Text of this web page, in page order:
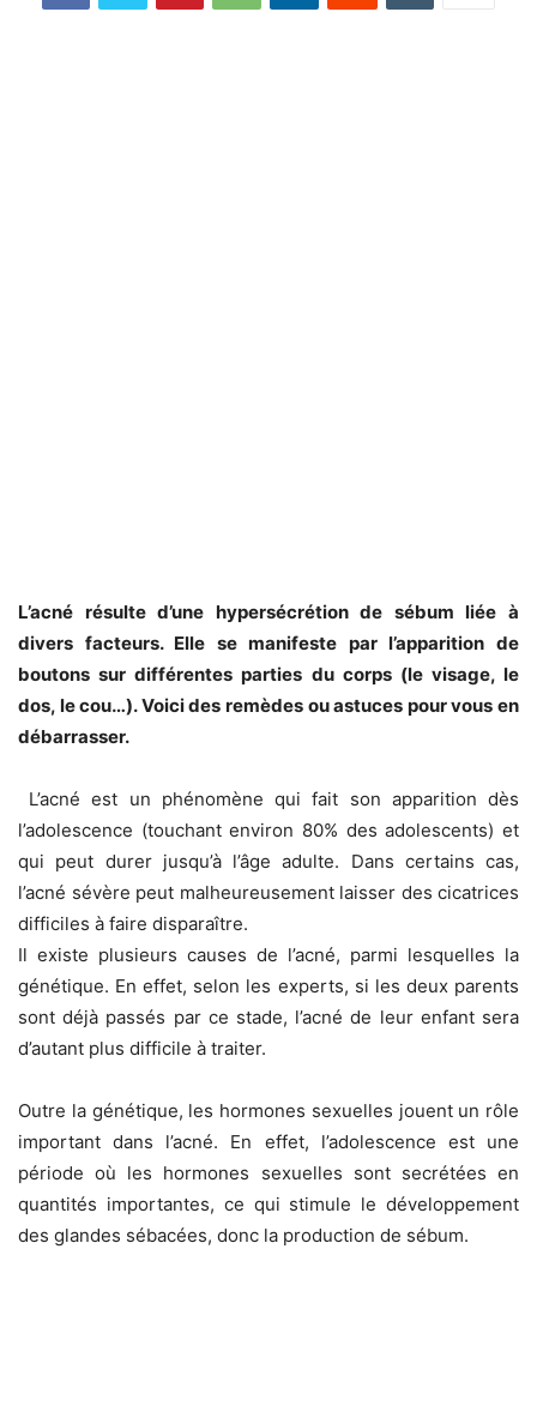
L’acné résulte d’une hypersécrétion de sébum liée à
divers facteurs. Elle se manifeste par l’apparition de
boutons sur différentes parties du corps (le visage, le
dos, le cou…). Voici des remèdes ou astuces pour vous en
débarrasser.
L’acné est un phénomène qui fait son apparition dès
l’adolescence (touchant environ 80% des adolescents) et
qui peut durer jusqu’à l’âge adulte. Dans certains cas,
l’acné sévère peut malheureusement laisser des cicatrices
difficiles à faire disparaître.
Il existe plusieurs causes de l’acné, parmi lesquelles la
génétique. En effet, selon les experts, si les deux parents
sont déjà passés par ce stade, l’acné de leur enfant sera
d’autant plus difficile à traiter.
Outre la génétique, les hormones sexuelles jouent un rôle
important dans l’acné. En effet, l’adolescence est une
période où les hormones sexuelles sont secrétées en
quantités importantes, ce qui stimule le développement
des glandes sébacées, donc la production de sébum.